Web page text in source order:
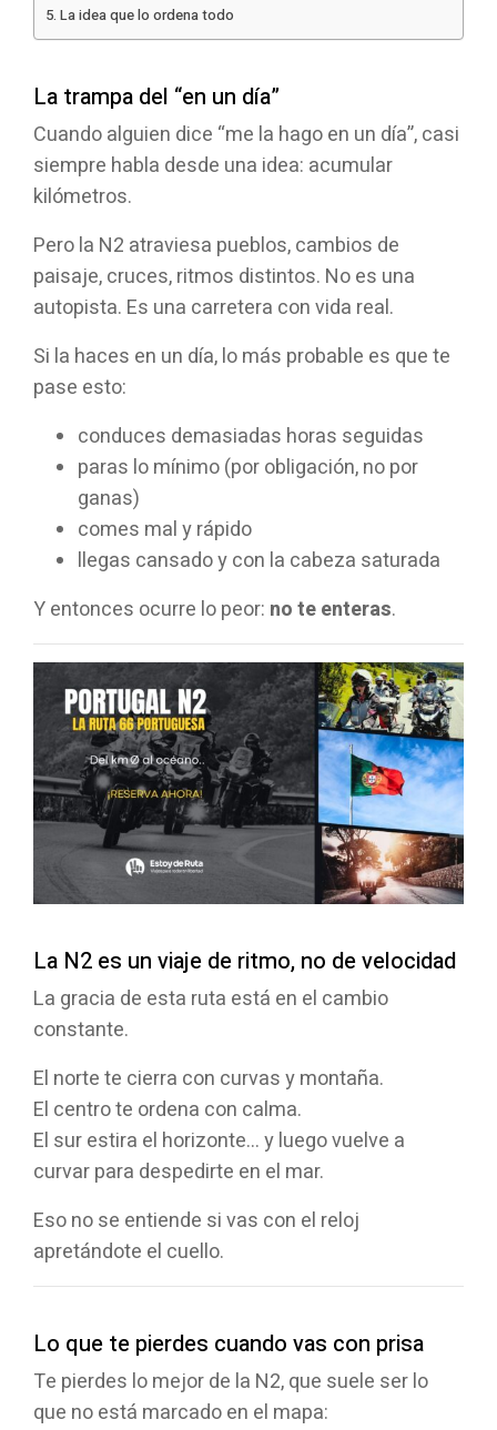
La idea que lo ordena todo
La trampa del “en un día”
Cuando alguien dice “me la hago en un día”, casi
siempre habla desde una idea: acumular
kilómetros.
Pero la N2 atraviesa pueblos, cambios de
paisaje, cruces, ritmos distintos. No es una
autopista. Es una carretera con vida real.
Si la haces en un día, lo más probable es que te
pase esto:
conduces demasiadas horas seguidas
paras lo mínimo (por obligación, no por
ganas)
comes mal y rápido
llegas cansado y con la cabeza saturada
Y entonces ocurre lo peor: no te enteras.
La N2 es un viaje de ritmo, no de velocidad
La gracia de esta ruta está en el cambio
constante.
El norte te cierra con curvas y montaña.
El centro te ordena con calma.
El sur estira el horizonte… y luego vuelve a
curvar para despedirte en el mar.
Eso no se entiende si vas con el reloj
apretándote el cuello.
Lo que te pierdes cuando vas con prisa
Te pierdes lo mejor de la N2, que suele ser lo
que no está marcado en el mapa: